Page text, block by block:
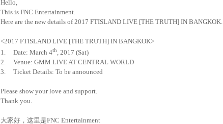
Hello,
This is FNC Entertainment.
Here are the new details of 2017 FTISLAND LIVE [THE TRUTH] IN BANGKOK.
<2017 FTISLAND LIVE [THE TRUTH] IN BANGKOK>
1.
Date: March 4th, 2017 (Sat)
2.
Venue: GMM LIVE AT CENTRAL WORLD
3.
Ticket Details: To be announced
Please show your love and support.
Thank you.
大家好，这里是FNC Entertainment